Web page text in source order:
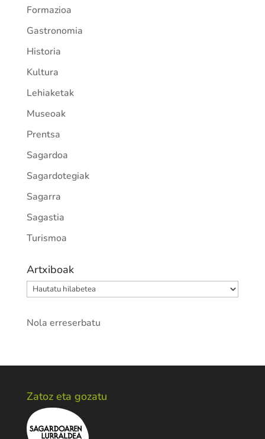
Formazioa
Gastronomia
Historia
Kultura
Lehiaketak
Museoak
Prentsa
Sagardoa
Sagardotegiak
Sagarra
Sagastia
Turismoa
Artxiboak
Artxiboak
Nola erreserbatu
Zatoz eta gozatu